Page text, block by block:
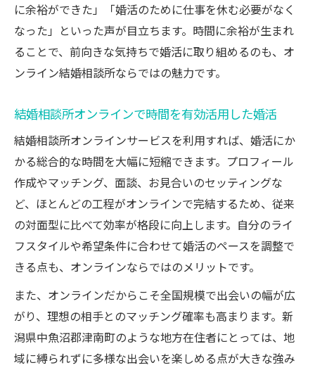
に余裕ができた」「婚活のために仕事を休む必要がなく
なった」といった声が目立ちます。時間に余裕が生まれ
ることで、前向きな気持ちで婚活に取り組めるのも、オ
ンライン結婚相談所ならではの魅力です。
結婚相談所オンラインで時間を有効活用した婚活
結婚相談所オンラインサービスを利用すれば、婚活にか
かる総合的な時間を大幅に短縮できます。プロフィール
作成やマッチング、面談、お見合いのセッティングな
ど、ほとんどの工程がオンラインで完結するため、従来
の対面型に比べて効率が格段に向上します。自分のライ
フスタイルや希望条件に合わせて婚活のペースを調整で
きる点も、オンラインならではのメリットです。
また、オンラインだからこそ全国規模で出会いの幅が広
がり、理想の相手とのマッチング確率も高まります。新
潟県中魚沼郡津南町のような地方在住者にとっては、地
域に縛られずに多様な出会いを楽しめる点が大きな強み